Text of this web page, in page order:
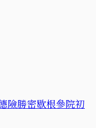
險勝密歇根參院初